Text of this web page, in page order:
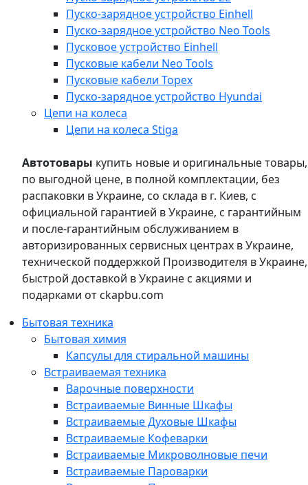
Пуско-зарядное устройство Einhell
Пуско-зарядное устройство Neo Tools
Пусковое устройство Einhell
Пусковые кабели Neo Tools
Пусковые кабели Topex
Пуско-зарядное устройство Hyundai
Цепи на колеса
Цепи на колеса Stiga
Автотовары купить новые и оригинальные товары,
по выгодной цене, в полной комплектации, без
распаковки в Украине, со склада в г. Киев, с
официальной гарантией в Украине, с гарантийным
и после-гарантийным обслуживанием в
авторизированных сервисных центрах в Украине,
технической поддержкой Производителя в Украине,
быстрой доставкой в Украине с акциями и
подарками от ckapbu.com
Бытовая техника
Бытовая химия
Капсулы для стиральной машины
Встраиваемая техника
Варочные поверхности
Встраиваемые Винные Шкафы
Встраиваемые Духовые Шкафы
Встраиваемые Кофеварки
Встраиваемые Микроволновые печи
Встраиваемые Пароварки